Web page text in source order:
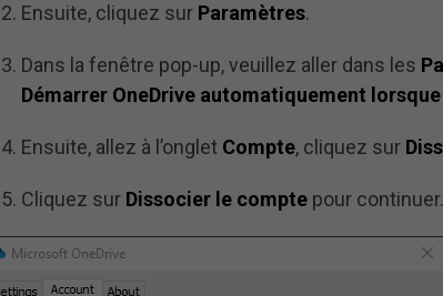
Ensuite, cliquez sur Paramètres.
Dans la fenêtre pop-up, veuillez aller dans les
Démarrer OneDrive automatiquement
Ensuite, allez à l’onglet Compte, cliquez sur
Cliquez sur Dissocier le compte pour continuer.